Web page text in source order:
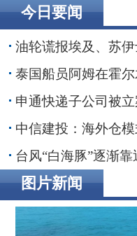
今日要闻
油轮谎报埃及、苏
红海装货行动
泰国船员阿姆在霍
抵家乡
申通快递子公司被
30亿融资搁浅数智化
中信建投：海外仓
链条能力端到端整合
台风“白海豚”逐渐
工应对防范
图片新闻